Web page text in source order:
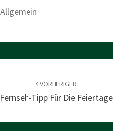
Allgemein
VORHERIGER
Fernseh-Tipp Für Die Feiertage